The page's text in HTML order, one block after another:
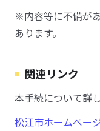
※内容等に不備が
あります。
関連リンク
本手続について詳
松江市ホームペー